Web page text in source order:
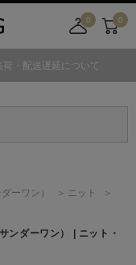
0
舗
カ
0
・配送遅延について
ーワン）
ニット
ンダーワン）
| ニット・